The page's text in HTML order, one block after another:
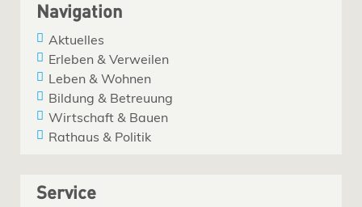
Navigation
Aktuelles
Erleben & Verweilen
Leben & Wohnen
Bildung & Betreuung
Wirtschaft & Bauen
Rathaus & Politik
Service